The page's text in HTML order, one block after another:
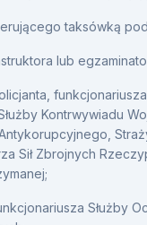
taksówką
lub
Kontrwywiadu
Sił Zbrojnych
Służby